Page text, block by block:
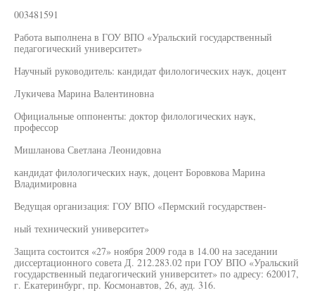
003481591
Работа выполнена в ГОУ ВПО «Уральский государственный
педагогический университет»
Научный руководитель: кандидат филологических наук, доцент
Лукичева Марина Валентиновна
Официальные оппоненты: доктор филологических наук,
профессор
Мишланова Светлана Леонидовна
кандидат филологических наук, доцент Боровкова Марина
Владимировна
Ведущая организация: ГОУ ВПО «Пермский государствен-
ный технический университет»
Защита состоится «27» ноября 2009 года в 14.00 на заседании
диссертационного совета Д. 212.283.02 при ГОУ ВПО «Уральский
государственный педагогический университет» по адресу: 620017,
г. Екатеринбург, пр. Космонавтов, 26, ауд. 316.